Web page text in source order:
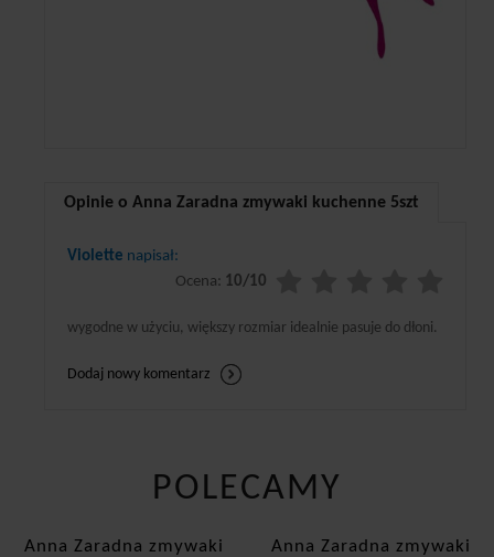
Opinie o Anna Zaradna zmywaki kuchenne 5szt
Violette napisał:
Ocena: 10/10
wygodne w użyciu, większy rozmiar idealnie pasuje do dłoni.
Dodaj nowy komentarz
POLECAMY
Anna Zaradna zmywaki
Anna Zaradna zmywaki